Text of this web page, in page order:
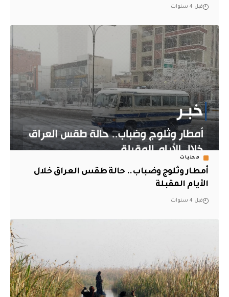
قبل 4 سنوات
محليات
أمطار وثلوج وضباب.. حالة طقس العراق خلال
الأيام المقبلة
قبل 4 سنوات